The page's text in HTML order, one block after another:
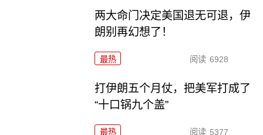
两大命门决定美国退无可退，伊
朗别再幻想了！
最热 阅读 6928
打伊朗五个月仗，把美军打成了
“十口锅九个盖”
最热 阅读 5377